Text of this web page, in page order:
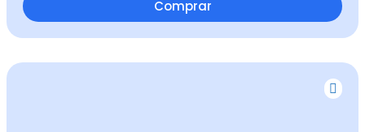
Comprar